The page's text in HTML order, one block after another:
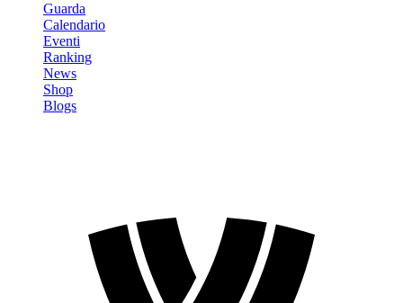
Guarda
Calendario
Eventi
Ranking
News
Shop
Blogs